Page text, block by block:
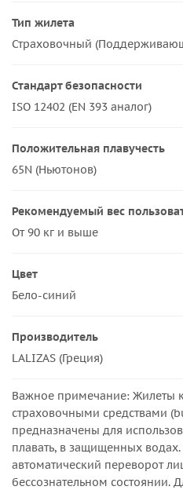
Тип жилета
Страховочный
Стандарт безопасности
ISO 12402 (EN 393 аналог)
Положительная плавучесть
65N (Ньютонов)
Рекомендуемый вес
От 90 кг и выше
Цвет
Бело-синий
Производитель
LALIZAS (Греция)
Важное примечание: Жилеты
страховочными средствами
предназначены для
плавать, в защищенных
автоматический переворот
бессознательном состоянии.